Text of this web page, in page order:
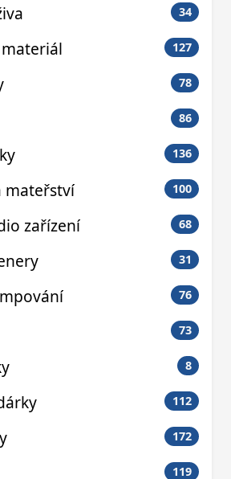
34
127
78
86
136
mateřství 100
zařízení 68
31
76
73
8
112
172
119